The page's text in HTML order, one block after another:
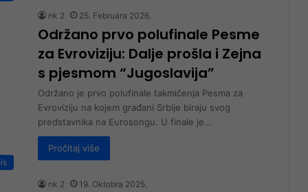
nk 2 25. Februara 2026.
Održano prvo polufinale Pesme
za Evroviziju: Dalje prošla i Zejna
s pjesmom “Jugoslavija”
Održano je prvo polufinale takmičenja Pesma za
Evroviziju na kojem građani Srbije biraju svog
predstavnika na Eurosongu. U finale je…
Pročitaj više
nk 2 19. Oktobra 2025.